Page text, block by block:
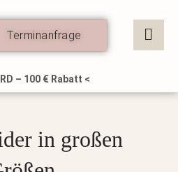
Terminanfrage
– 100 € Rabatt <
in großen